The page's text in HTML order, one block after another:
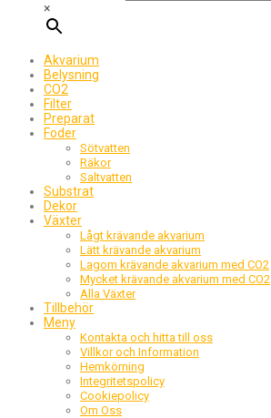
×
Akvarium
Belysning
CO2
Filter
Preparat
Foder
Sötvatten
Räkor
Saltvatten
Substrat
Dekor
Växter
Lågt krävande akvarium
Lätt krävande akvarium
Lagom krävande akvarium med CO2
Mycket krävande akvarium med CO2
Alla Växter
Tillbehör
Meny
Kontakta och hitta till oss
Villkor och Information
Hemkörning
Integritetspolicy
Cookiepolicy
Om Oss